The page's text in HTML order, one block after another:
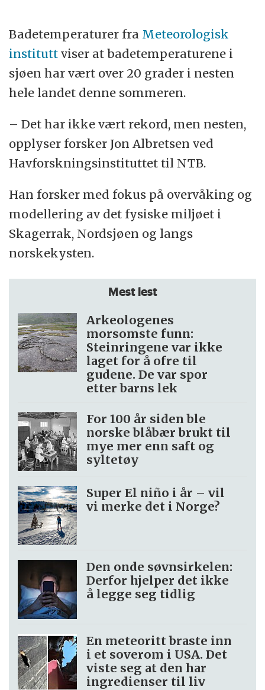
Badetemperaturer fra Meteorologisk
institutt viser at badetemperaturene i
sjøen har vært over 20 grader i nesten
hele landet denne sommeren.
– Det har ikke vært rekord, men nesten,
opplyser forsker Jon Albretsen ved
Havforskningsinstituttet til NTB.
Han forsker med fokus på overvåking og
modellering av det fysiske miljøet i
Skagerrak, Nordsjøen og langs
norskekysten.
Mest lest
Arkeologenes
morsomste funn:
Steinringene var ikke
laget for å ofre til
gudene. De var spor
etter barns lek
For 100 år siden ble
norske blåbær brukt til
mye mer enn saft og
syltetøy
Super El niño i år – vil
vi merke det i Norge?
Den onde søvnsirkelen:
Derfor hjelper det ikke
å legge seg tidlig
En meteoritt braste inn
i et soverom i USA. Det
viste seg at den har
ingredienser til liv